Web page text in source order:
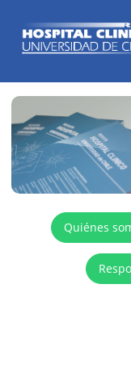
Quiénes